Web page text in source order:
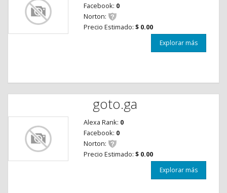
Facebook: 0
Norton:
Precio Estimado: $ 0.00
Explorar más
goto.ga
Alexa Rank: 0
Facebook: 0
Norton:
Precio Estimado: $ 0.00
Explorar más